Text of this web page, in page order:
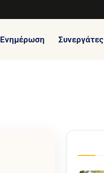
Ενημέρωση Συνεργάτες